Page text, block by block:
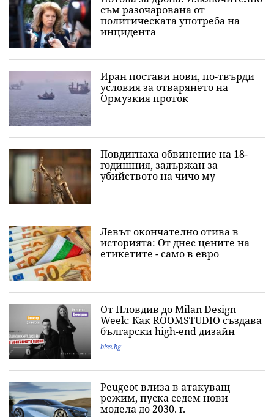
съм разочарована от
политическата употреба на
инцидента
Иран постави нови, по-твърди
условия за отварянето на
Ормузкия проток
Повдигнаха обвинение на 18-
годишния, задържан за
убийството на чичо му
Левът окончателно отива в
историята: Oт днес цените на
етикетите - само в евро
От Пловдив до Milan Design
Week: Как ROOMSTUDIO създава
български high-end дизайн
biss.bg
Peugeot влиза в атакуващ
режим, пуска седем нови
модела до 2030. г.